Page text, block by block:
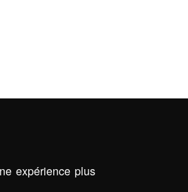
expérience plus